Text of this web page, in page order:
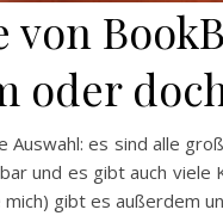
oder
es sind alle
und es gibt auch viele
gibt es außerdem